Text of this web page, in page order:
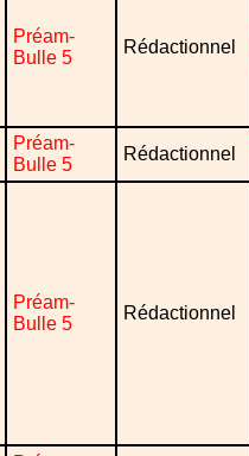
Préam-
Bulle 5
Rédactionnel
Préam-
Bulle 5
Rédactionnel
Préam-
Bulle 5
Rédactionnel